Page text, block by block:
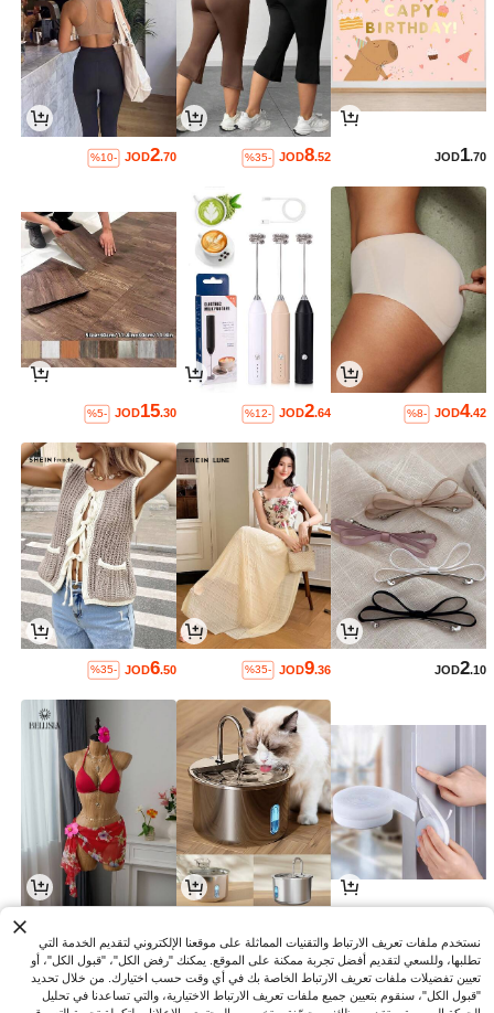
JOD1.70
JOD8.52
%35-
JOD2.70
%10-
JOD4.42
%8-
JOD2.64
%12-
JOD15.30
%5-
JOD2.10
JOD9.36
%35-
JOD6.50
%35-
نستخدم ملفات تعريف الارتباط والتقنيات المماثلة على موقعنا الإلكتروني لتقديم الخدمة التي
تطلبها، وللسعي لتقديم أفضل تجربة ممكنة على الموقع. يمكنك "رفض الكل"، "قبول الكل"، أو
تعيين تفضيلات ملفات تعريف الارتباط الخاصة بك في أي وقت حسب اختيارك. من خلال تحديد
"قبول الكل"، سنقوم بتعيين جميع ملفات تعريف الارتباط الاختيارية، والتي تساعدنا في تحليل